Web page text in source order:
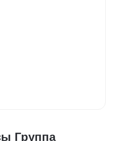
Группа